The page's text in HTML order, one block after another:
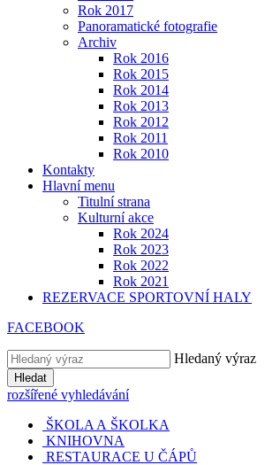
Rok 2017
Panoramatické fotografie
Archiv
Rok 2016
Rok 2015
Rok 2014
Rok 2013
Rok 2012
Rok 2011
Rok 2010
Kontakty
Hlavní menu
Titulní strana
Kulturní akce
Rok 2024
Rok 2023
Rok 2022
Rok 2021
REZERVACE SPORTOVNÍ HALY
FACEBOOK
Hledaný výraz
Hledat
rozšířené vyhledávání
ŠKOLA A ŠKOLKA
KNIHOVNA
RESTAURACE U ČÁPŮ